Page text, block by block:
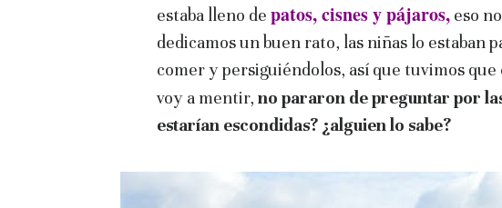
estaba lleno de patos, cisnes y pájaros, eso
dedicamos un buen rato, las niñas lo estaban
comer y persiguiéndolos, así que tuvimos
voy a mentir, no pararon de preguntar por
estarían escondidas? ¿alguien lo sabe?